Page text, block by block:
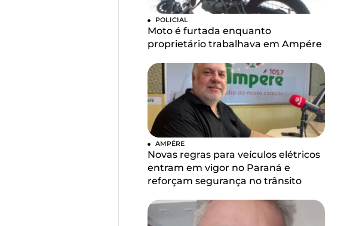
POLICIAL
Moto é furtada enquanto
proprietário trabalhava em Ampére
AMPÉRE
Novas regras para veículos elétricos
entram em vigor no Paraná e
reforçam segurança no trânsito